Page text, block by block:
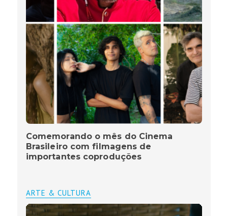
Comemorando o mês do Cinema
Brasileiro com filmagens de
importantes coproduções
ARTE & CULTURA